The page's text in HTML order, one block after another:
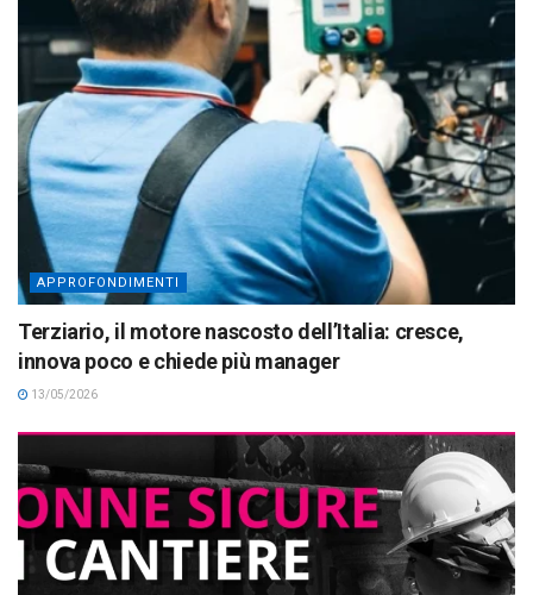
APPROFONDIMENTI
Terziario, il motore nascosto dell’Italia: cresce,
innova poco e chiede più manager
13/05/2026